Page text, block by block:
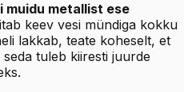
muidu metallist ese
keev vesi mündiga kokku
lakkab, teate koheselt, et
tuleb kiiresti juurde